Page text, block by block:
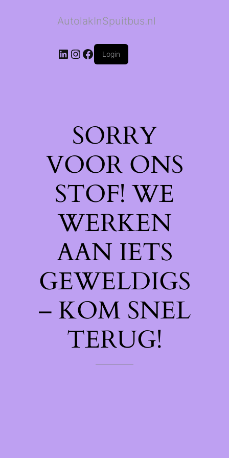
AutolakInSpuitbus.nl
LinkedIn
Instagram
Facebook
Login
SORRY
VOOR ONS
STOF! WE
WERKEN
AAN IETS
GEWELDIGS
– KOM SNEL
TERUG!